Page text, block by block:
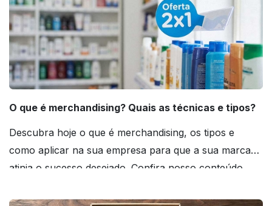
O que é merchandising? Quais as técnicas e tipos?
Descubra hoje o que é merchandising, os tipos e
como aplicar na sua empresa para que a sua marca
atinja o sucesso desejado. Confira nosso conteúdo